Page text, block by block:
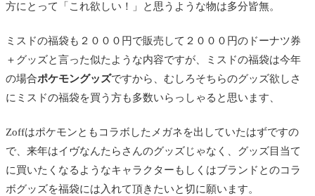
方にとって「これ欲しい！」と思うような物は多分皆無。
ミスドの福袋も２０００円で販売して２０００円のドーナツ券
＋グッズと言った似たような内容ですが、ミスドの福袋は今年
の場合ポケモングッズですから、むしろそちらのグッズ欲しさ
にミスドの福袋を買う方も多数いらっしゃると思います、
Zoffはポケモンともコラボしたメガネを出していたはずですの
で、来年はイヴなんたらさんのグッズじゃなく、グッズ目当て
に買いたくなるようなキャラクターもしくはブランドとのコラ
ボグッズを福袋には入れて頂きたいと切に願います。